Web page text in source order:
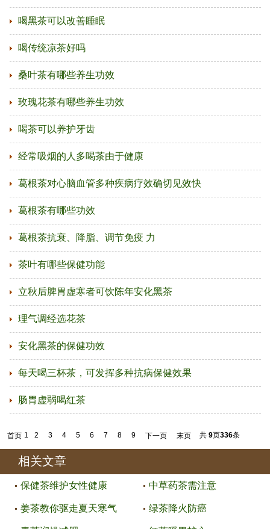
喝黑茶可以改善睡眠
喝传统凉茶好吗
桑叶茶有哪些养生功效
玫瑰花茶有哪些养生功效
喝茶可以养护牙齿
经常吸烟的人多喝茶由于健康
葛根茶对心脑血管多种疾病疗效确切见效快
葛根茶有哪些功效
葛根茶抗衰、降脂、调节免疫 力
茶叶有哪些保健功能
立秋后脾胃虚寒者可饮陈年安化黑茶
理气调经选花茶
安化黑茶的保健功效
每天喝三杯茶，可发挥多种抗病保健效果
肠胃虚弱喝红茶
首页 1 2 3 4 5 6 7 8 9 下一页 末页 共 9页336条
相关文章
保健茶维护女性健康 中草药茶需注意
姜茶教你驱走夏天寒气 绿茶降火防癌